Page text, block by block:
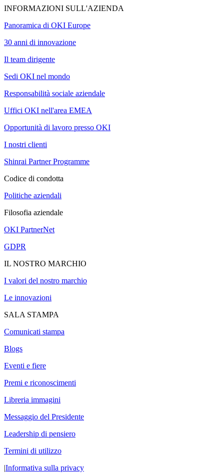
INFORMAZIONI SULL'AZIENDA
Panoramica di OKI Europe
30 anni di innovazione
Il team dirigente
Sedi OKI nel mondo
Responsabilità sociale aziendale
Uffici OKI nell'area EMEA
Opportunità di lavoro presso OKI
I nostri clienti
Shinrai Partner Programme
Codice di condotta
Politiche aziendali
Filosofia aziendale
OKI PartnerNet
GDPR
IL NOSTRO MARCHIO
I valori del nostro marchio
Le innovazioni
SALA STAMPA
Comunicati stampa
Blogs
Eventi e fiere
Premi e riconoscimenti
Libreria immagini
Messaggio del Presidente
Leadership di pensiero
Termini di utilizzo
|Informativa sulla privacy